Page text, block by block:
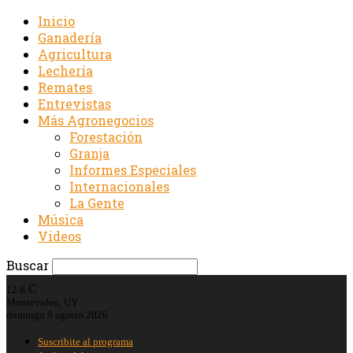
Inicio
Ganadería
Agricultura
Lechería
Remates
Entrevistas
Más Agronegocios
Forestación
Granja
Informes Especiales
Internacionales
La Gente
Música
Videos
Buscar
12.6 C
Montevideo, UY
domingo 9 agosto 2026
Suscribite al programa